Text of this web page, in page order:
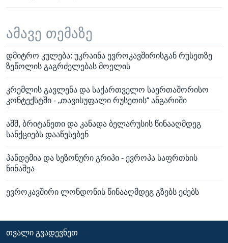
ამავე თემაზე
დმიტრო კულება: უკრაინა ევროკავშირისგან რუსეთზე
ზეწოლის გაგრძელებას მოელის
კრემლის გავლენა და საქართველო საერთაშორისო
კონტექსტში - „თავისუფალი რუსეთის“ ანგარიში
აშშ, ბრიტანეთი და კანადა ბელარუსის წინააღმდეგ
სანქციებს დააწესებენ
პანდემია და სეზონური გრიპი - ევროპა საფრთხის
წინაშეა
ევროკავშირი ლონდონის წინააღმდეგ გზებს ეძებს
ᲗᲕᲐᲚᲘ ᲒᲕᲐᲓᲔᲕᲜᲔᲗ